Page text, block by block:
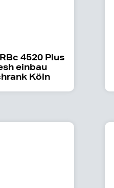
4520 Plus
einbau
Köln